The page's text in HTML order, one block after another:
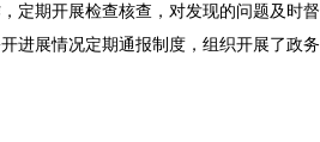
定期开展检查核查，对发现的问题及时督
进展情况定期通报制度，组织开展了政务